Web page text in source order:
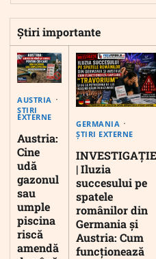
Știri importante
AUSTRIA
ȘTIRI
EXTERNE
Austria:
Cine
udă
gazonul
sau
umple
piscina
riscă
amendă
GERMANIA
ȘTIRI EXTERNE
INVESTIGAȚIE
| Iluzia
succesului pe
spatele
românilor din
Germania și
Austria: Cum
funcționează